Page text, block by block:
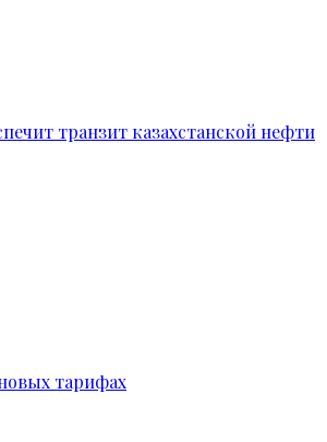
транзит казахстанской нефти
тарифах